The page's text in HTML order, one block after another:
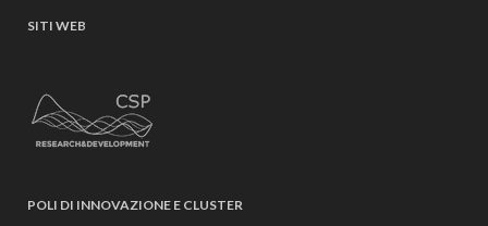
SITI WEB
POLI DI INNOVAZIONE E CLUSTER